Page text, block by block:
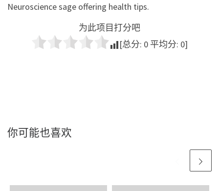
Neuroscience sage offering health tips.
为此项目打分吧
[总分: 0 平均分: 0]
你可能也喜欢